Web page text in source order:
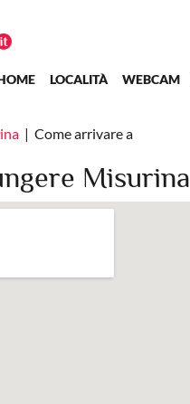
navigation
LOCALITÀ WEBCAM
Come arrivare a
Misurina